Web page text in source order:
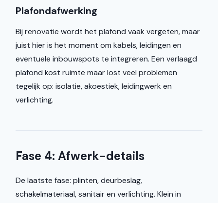
Plafondafwerking
Bij renovatie wordt het plafond vaak vergeten, maar
juist hier is het moment om kabels, leidingen en
eventuele inbouwspots te integreren. Een verlaagd
plafond kost ruimte maar lost veel problemen
tegelijk op: isolatie, akoestiek, leidingwerk en
verlichting.
Fase 4: Afwerk-details
De laatste fase: plinten, deurbeslag,
schakelmateriaal, sanitair en verlichting. Klein in